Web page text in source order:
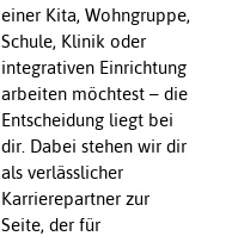
einer Kita, Wohngruppe,
Schule, Klinik oder
integrativen Einrichtung
arbeiten möchtest – die
Entscheidung liegt bei
dir. Dabei stehen wir dir
als verlässlicher
Karrierepartner zur
Seite, der für